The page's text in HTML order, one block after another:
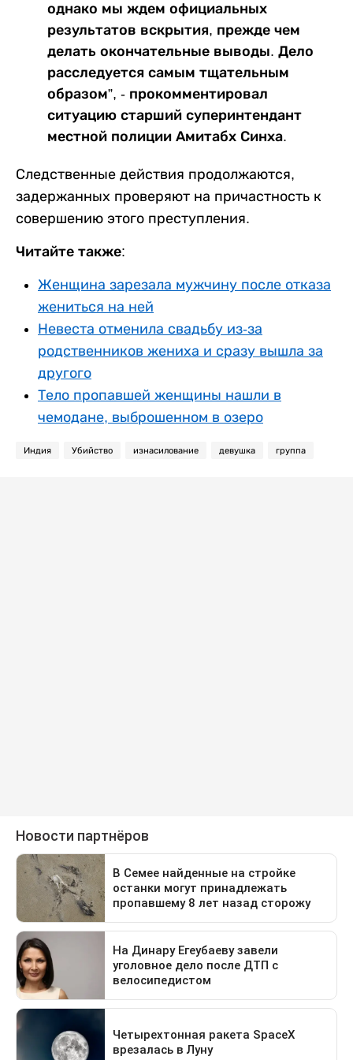
однако мы ждем официальных
результатов вскрытия, прежде чем
делать окончательные выводы. Дело
расследуется самым тщательным
образом”, - прокомментировал
ситуацию старший суперинтендант
местной полиции Амитабх Синха.
Следственные действия продолжаются,
задержанных проверяют на причастность к
совершению этого преступления.
Читайте также:
Женщина зарезала мужчину после отказа
жениться на ней
Невеста отменила свадьбу из-за
родственников жениха и сразу вышла за
другого
Тело пропавшей женщины нашли в
чемодане, выброшенном в озеро
Индия Убийство изнасилование девушка группа